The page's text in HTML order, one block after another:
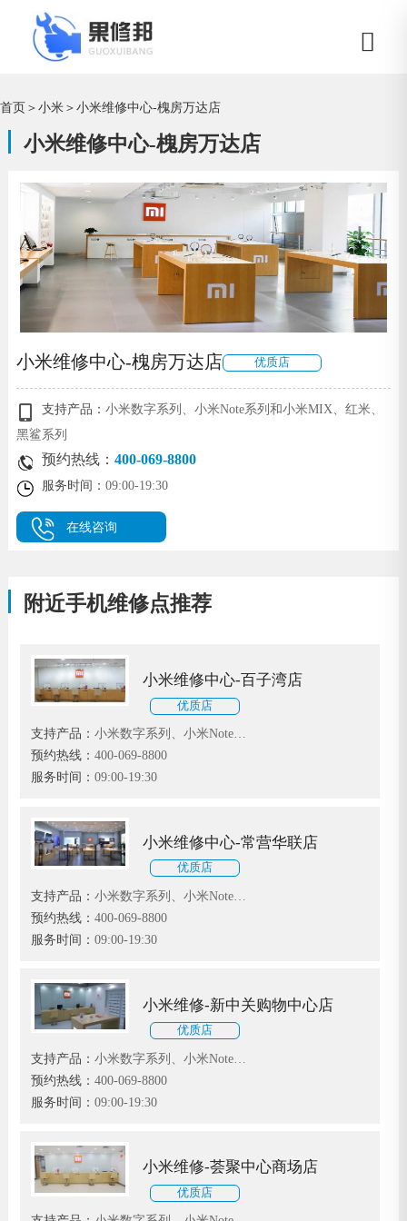
首页＞小米＞小米维修中心-槐房万达店
小米维修中心-槐房万达店
小米维修中心-槐房万达店 优质店
支持产品：小米数字系列、小米Note系列和小米MIX、红米、
黑鲨系列
预约热线：400-069-8800
服务时间：09:00-19:30
在线咨询
附近手机维修点推荐
小米维修中心-百子湾店
优质店
支持产品： 小米数字系列、小米Note系
列和小米MIX、红米、黑鲨系列
预约热线： 400-069-8800
服务时间： 09:00-19:30
小米维修中心-常营华联店
优质店
支持产品： 小米数字系列、小米Note系
列和小米MIX、红米、黑鲨系列
预约热线： 400-069-8800
服务时间： 09:00-19:30
小米维修-新中关购物中心店
优质店
支持产品： 小米数字系列、小米Note系
列和小米MIX、红米、黑鲨系列
预约热线： 400-069-8800
服务时间： 09:00-19:30
小米维修-荟聚中心商场店
优质店